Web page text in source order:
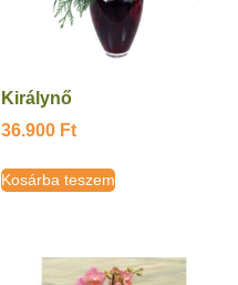
Királynő
36.900 Ft
Kosárba teszem